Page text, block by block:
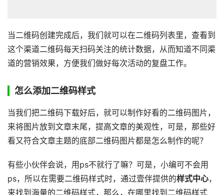
当二维码创建完成后，我们就可以在二维码列表里，查看到
这个渠道二维码每天扫码关注的统计数据，从而知道不同渠
道的营销效果，方便我们做好每次活动的复盘工作。
怎么添加二维码样式
当我们把二维码下载好后，就可以制作好看的二维码图片，
来将图片放到文章末尾，提高文章的美观性，可是，那些好
看又符合文章主题的底部二维码图片都是怎么制作的呢？
有些小伙伴会说，用ps不就行了嘛？可是，小编可不会用
ps，所以在需要二维码样式时，通过壹伴提供的样式中心，
来找到海量的二维码样式，那么，在哪里找到二维码样式